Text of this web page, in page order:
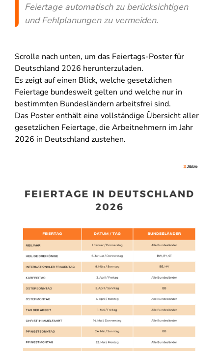
Feiertage automatisch zu berücksichtigen
und Fehlplanungen zu vermeiden.
Scrolle nach unten, um das Feiertags-Poster für
Deutschland 2026 herunterzuladen.
Es zeigt auf einen Blick, welche gesetzlichen
Feiertage bundesweit gelten und welche nur in
bestimmten Bundesländern arbeitsfrei sind.
Das Poster enthält eine vollständige Übersicht aller
gesetzlichen Feiertage, die Arbeitnehmern im Jahr
2026 in Deutschland zustehen.